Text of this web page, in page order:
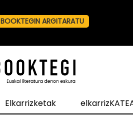
BOOKTEGIN ARGITARATU
Elkarrizketak